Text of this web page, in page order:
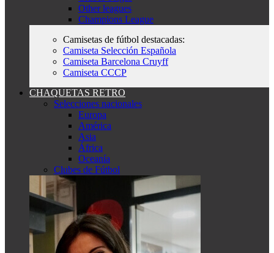
Other leagues
Champions League
Camisetas de fútbol destacadas:
Camiseta Selección Española
Camiseta Barcelona Cruyff
Camiseta CCCP
CHAQUETAS RETRO
Selecciones nacionales
Europa
América
Asia
África
Oceanía
Clubes de Fútbol